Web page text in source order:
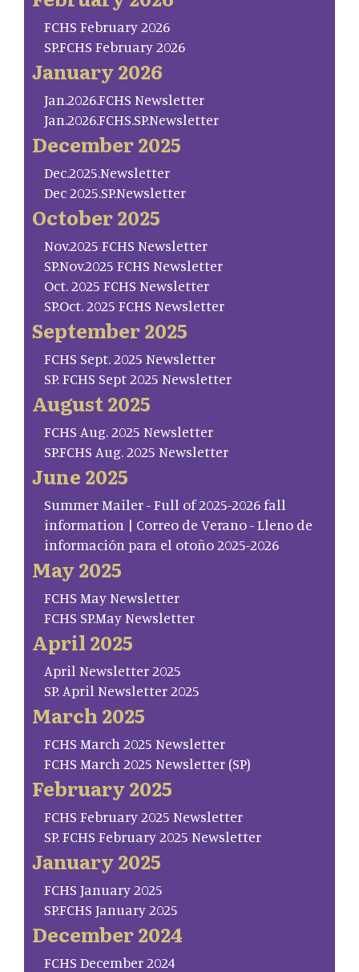
FCHS February 2026
SP.FCHS February 2026
January 2026
Jan.2026.FCHS Newsletter
Jan.2026.FCHS.SP.Newsletter
December 2025
Dec.2025.Newsletter
Dec 2025.SP.Newsletter
October 2025
Nov.2025 FCHS Newsletter
SP.Nov.2025 FCHS Newsletter
Oct. 2025 FCHS Newsletter
SP.Oct. 2025 FCHS Newsletter
September 2025
FCHS Sept. 2025 Newsletter
SP. FCHS Sept 2025 Newsletter
August 2025
FCHS Aug. 2025 Newsletter
SP.FCHS Aug. 2025 Newsletter
June 2025
Summer Mailer - Full of 2025-2026 fall
information | Correo de Verano - Lleno de
información para el otoño 2025-2026
May 2025
FCHS May Newsletter
FCHS SP.May Newsletter
April 2025
April Newsletter 2025
SP. April Newsletter 2025
March 2025
FCHS March 2025 Newsletter
FCHS March 2025 Newsletter (SP)
February 2025
FCHS February 2025 Newsletter
SP. FCHS February 2025 Newsletter
January 2025
FCHS January 2025
SP.FCHS January 2025
December 2024
FCHS December 2024